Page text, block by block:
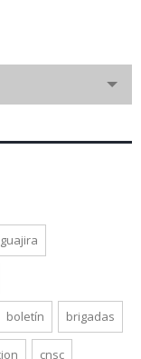
boletín brigadas
cnsc